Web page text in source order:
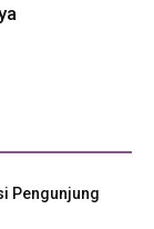
Pengunjung